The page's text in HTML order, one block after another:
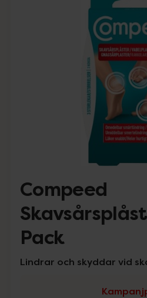
Lista: . Innehåller 1
Compeed
Pack
Lindrar och skyddar vid